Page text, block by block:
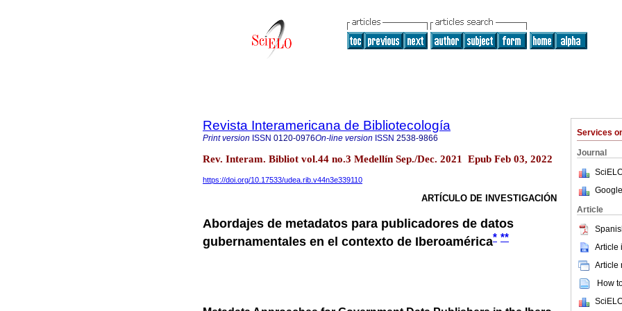
Services
Journal
Article
Article
Article
How
Revista Interamericana de Bibliotecología
Print version ISSN 0120-0976On-line version ISSN 2538-9866
Rev. Interam. Bibliot vol.44 no.3 Medellín Sep./Dec. 2021 Epub Feb 03, 2022
https://doi.org/10.17533/udea.rib.v44n3e339110
ARTÍCULO DE INVESTIGACIÓN
Abordajes de metadatos para publicadores de datos
gubernamentales en el contexto de Iberoamérica* **